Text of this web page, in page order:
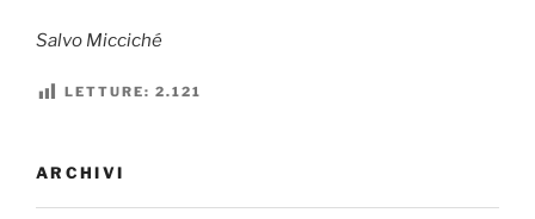
Salvo Micciché
LETTURE: 2.121
ARCHIVI